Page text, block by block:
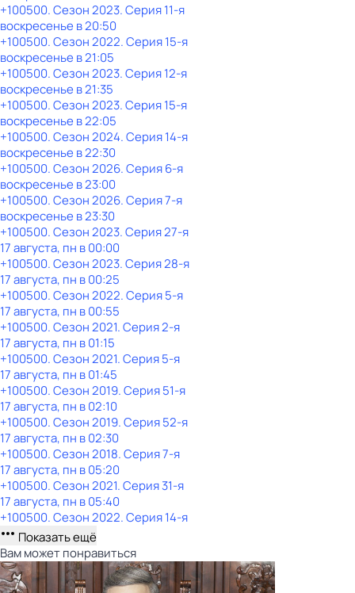
+100500. Сезон 2023. Серия 11-я
воскресенье в20:50
+100500. Сезон 2022. Серия 15-я
воскресенье в21:05
+100500. Сезон 2023. Серия 12-я
воскресенье в21:35
+100500. Сезон 2023. Серия 15-я
воскресенье в22:05
+100500. Сезон 2024. Серия 14-я
воскресенье в22:30
+100500. Сезон 2026. Серия 6-я
воскресенье в23:00
+100500. Сезон 2026. Серия 7-я
воскресенье в23:30
+100500. Сезон 2023. Серия 27-я
17 августа, пн в 00:00
+100500. Сезон 2023. Серия 28-я
17 августа, пн в 00:25
+100500. Сезон 2022. Серия 5-я
17 августа, пн в 00:55
+100500. Сезон 2021. Серия 2-я
17 августа, пн в 01:15
+100500. Сезон 2021. Серия 5-я
17 августа, пн в 01:45
+100500. Сезон 2019. Серия 51-я
17 августа, пн в 02:10
+100500. Сезон 2019. Серия 52-я
17 августа, пн в 02:30
+100500. Сезон 2018. Серия 7-я
17 августа, пн в 05:20
+100500. Сезон 2021. Серия 31-я
17 августа, пн в 05:40
+100500. Сезон 2022. Серия 14-я
Показать ещё
Вам может понравиться